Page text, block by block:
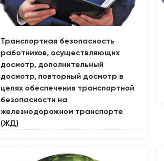
Транспортная безопасность
работников, осуществляющих
досмотр, дополнительный
досмотр, повторный досмотр в
целях обеспечения транспортной
безопасности на
железнодорожном транспорте
(ЖД)